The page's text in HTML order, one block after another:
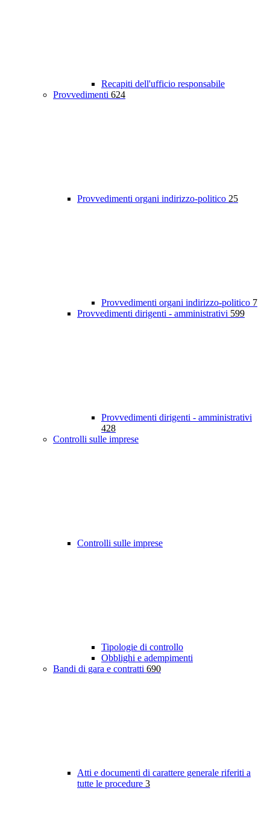
Recapiti dell'ufficio responsabile
Provvedimenti 624
Provvedimenti organi indirizzo-politico 25
Provvedimenti organi indirizzo-politico 7
Provvedimenti dirigenti - amministrativi 599
Provvedimenti dirigenti - amministrativi
428
Controlli sulle imprese
Controlli sulle imprese
Tipologie di controllo
Obblighi e adempimenti
Bandi di gara e contratti 690
Atti e documenti di carattere generale riferiti a
tutte le procedure 3